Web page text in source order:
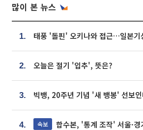
많이 본 뉴스
1.
2. 오늘은 절기 '입추', 뜻은?
3.
4. 속보 합수본, '통계 조작' 서울·경기·충북 선관